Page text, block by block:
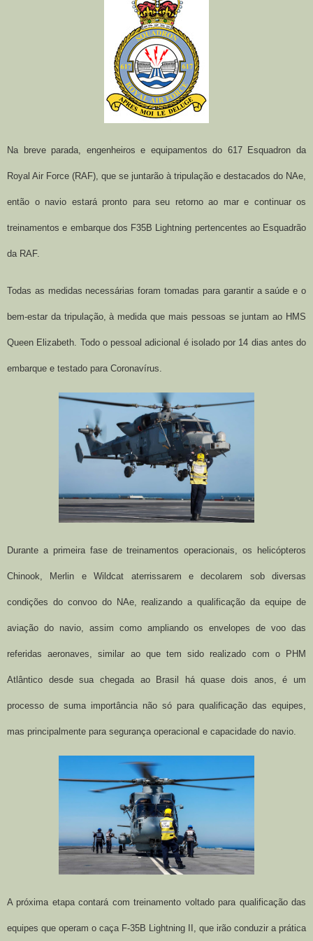
Na breve parada, engenheiros e equipamentos do 617 Esquadron da
Royal Air Force (RAF), que se juntarão à tripulação e destacados do NAe,
então o navio estará pronto para seu retorno ao mar e continuar os
treinamentos e embarque dos F35B Lightning pertencentes aoEsquadrão
da RAF.
Todas as medidas necessárias foram tomadas para garantir a saúde e o
bem-estar da tripulação, à medida que mais pessoas se juntam ao HMS
Queen Elizabeth. Todo o pessoal adicional é isolado por 14 dias antes do
embarque e testado para Coronavírus.
Durante a primeira fase de treinamentos operacionais, os helicópteros
Chinook, Merlin e Wildcat aterrissarem e decolarem sob diversas
condições do convoo do NAe, realizando a qualificação da equipe de
aviação do navio, assim como ampliando os envelopes de voo das
referidas aeronaves, similar ao que tem sido realizado com o PHM
Atlântico desde sua chegada ao Brasil há quase dois anos, é um
processo de suma importância não só para qualificação das equipes,
mas principalmente para segurança operacional e capacidade do navio.
A próxima etapa contará com treinamento voltado para qualificaçãodas
equipes que operam o caça F-35B Lightning II, que irão conduzir a prática